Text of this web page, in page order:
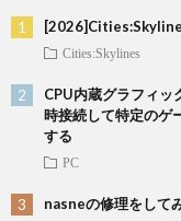
Cities:Skylines
CPU内蔵グラフィッ
時接続して特定のゲ
する
PC
nasneの修理をして